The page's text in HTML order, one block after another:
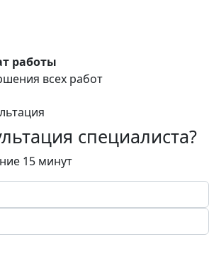
работы
всех работ
специалиста?
15 минут